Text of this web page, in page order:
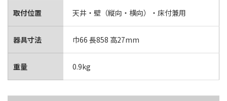
取付位置 天井・壁（縦向・横向）・床付兼用
器具寸法 巾66 長858 高27mm
重量 0.9kg